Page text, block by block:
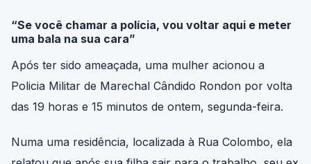
“Se você chamar a polícia, vou voltar aqui e meter
uma bala na sua cara”
Após ter sido ameaçada, uma mulher acionou a
Policia Militar de Marechal Cândido Rondon por volta
das 19 horas e 15 minutos de ontem, segunda-feira.
Numa uma residência, localizada à Rua Colombo, ela